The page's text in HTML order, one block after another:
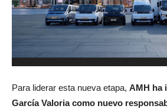
Para liderar esta nueva etapa, AMH ha
García Valoria como nuevo